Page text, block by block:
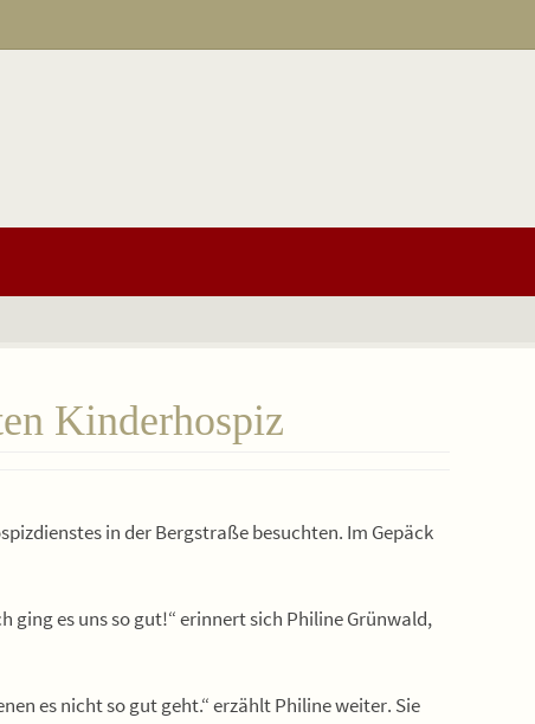
Kinderhospiz
in der Bergstraße besuchten. Im Gepäck
ging es uns so gut!“ erinnert sich Philine Grünwald,
es nicht so gut geht.“ erzählt Philine weiter. Sie